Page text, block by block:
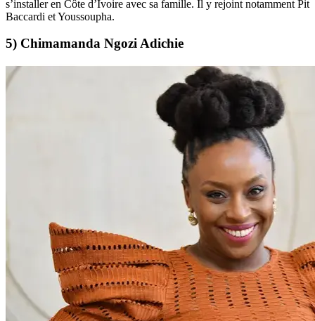
s’installer en Côte d’Ivoire avec sa famille. Il y rejoint notamment Pit
Baccardi et Youssoupha.
5) Chimamanda Ngozi Adichie